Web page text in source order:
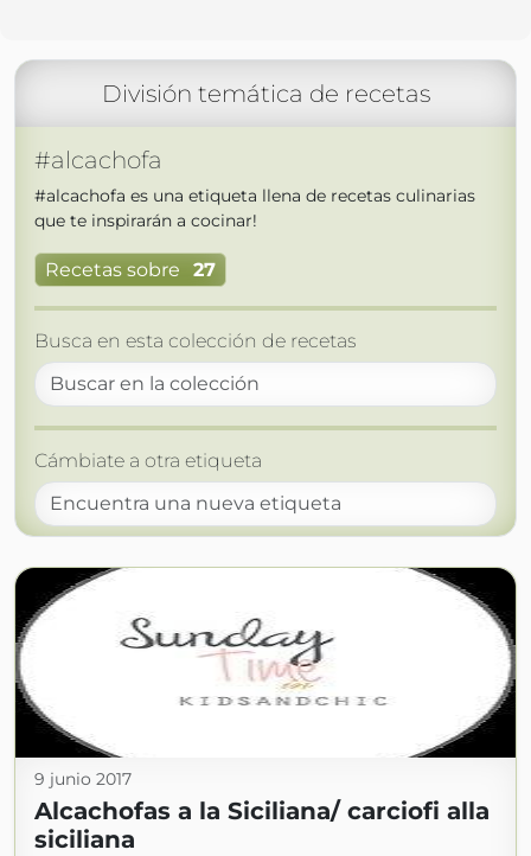
División temática de recetas
#alcachofa
#alcachofa es una etiqueta llena de recetas culinarias
que te inspirarán a cocinar!
Recetas sobre 27
Busca en esta colección de recetas
Cámbiate a otra etiqueta
9 junio 2017
Alcachofas a la Siciliana/ carciofi alla
siciliana